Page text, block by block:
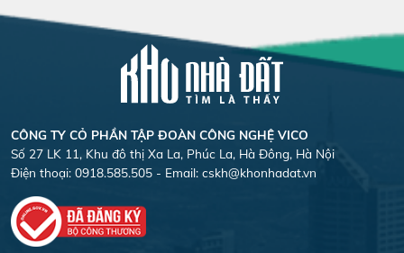
CÔNG TY CỎ PHẦN TẬP ĐOÀN CÔNG NGHỆ VICO
Số 27 LK 11, Khu đô thị Xa La, Phúc La, Hà Đông, Hà Nội
Điện thoại: 0918.585.505 - Email: cskh@khonhadat.vn